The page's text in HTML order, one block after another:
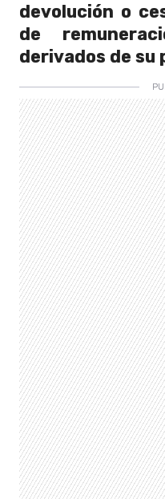
devolución o
de
derivados de su